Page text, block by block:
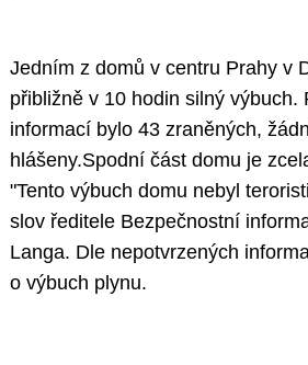
Jedním z domů v centru Prahy v
přibližně v 10 hodin silný výbuch.
informací bylo 43 zraněných,
hlášeny.Spodní část domu je
"Tento výbuch domu nebyl
slov ředitele Bezpečnostní
Langa. Dle nepotvrzených
o výbuch plynu.